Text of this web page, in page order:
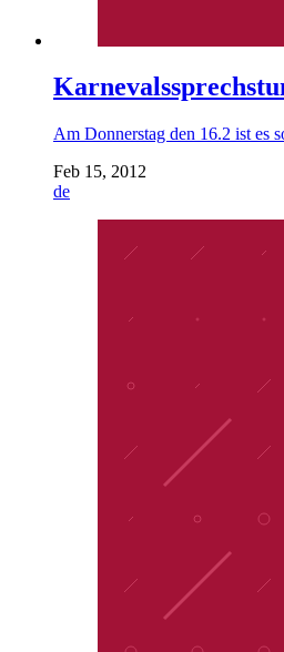
Am Donnerstag den 16.2 ist es
Feb 15, 2012
de